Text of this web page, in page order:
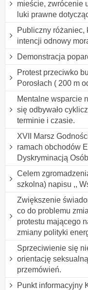
mieście, zwrócenie
luki prawne
Publiczny różaniec,
intencji odnowy
Demonstracja
Protest przeciwko
Porosłach ( 200 m
Mentalne wsparcie
się odbywało
terminie i czasie.
XVII Marsz
ramach obchodów
Dyskryminacją
Celem
szkolna) napisu ,,
Zwiększenie
co do problemu
protestu mającego
zmiany polityki
Sprzeciwienie się
orientację
przemówień.
Punkt informacyjny